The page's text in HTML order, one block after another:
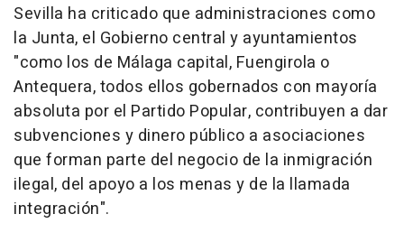
Sevilla ha criticado que administraciones como
la Junta, el Gobierno central y ayuntamientos
"como los de Málaga capital, Fuengirola o
Antequera, todos ellos gobernados con mayoría
absoluta por el Partido Popular, contribuyen a dar
subvenciones y dinero público a asociaciones
que forman parte del negocio de la inmigración
ilegal, del apoyo a los menas y de la llamada
integración".